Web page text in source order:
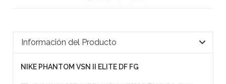
Información del Producto
NIKE PHANTOM VSN II ELITE DF FG